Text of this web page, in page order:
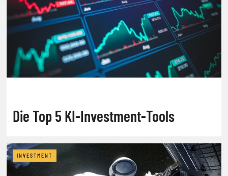
Die Top 5 KI-Investment-Tools
INVESTMENT